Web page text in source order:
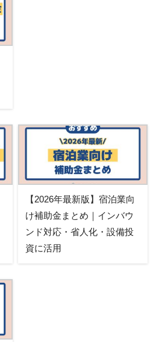
【2026年最新版】宿泊業向
け補助金まとめ｜インバウ
ンド対応・省人化・設備投
資に活用